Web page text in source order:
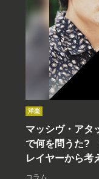
洋楽
マッシヴ・アタ
で何を問うた?
レイヤーから考